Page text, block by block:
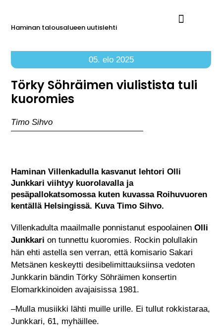
Haminan talousalueen uutislehti
05. elo 2025
Törky Söhräimen viulistista tuli
kuoromies
Timo Sihvo
Haminan Villenkadulla kasvanut lehtori Olli
Junkkari viihtyy kuorolavalla ja
pesäpallokatsomossa kuten kuvassa Roihuvuoren
kentällä Helsingissä. Kuva Timo Sihvo.
Villenkadulta maailmalle ponnistanut espoolainenOlli
Junkkari on tunnettu kuoromies. Rockin polullakin
hän ehti astella sen verran, että komisario Sakari
Metsänen keskeytti desibelimittauksiinsa vedoten
Junkkarin bändin Törky Söhräimen konsertin
Elomarkkinoiden avajaisissa 1981.
–Mulla musiikki lähti muille urille. Ei tullut rokkistaraa,
Junkkari, 61, myhäillee.